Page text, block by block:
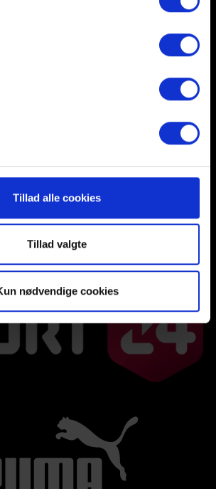
Tillad alle cookies
Tillad valgte
nødvendige cookies
hvoraf de 560 er aktive. Vi har
U-4 til senior, både piger og
Veteraner, Grand Old